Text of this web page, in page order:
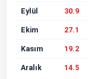
Eylül 30.9
Ekim 27.1
Kasım 19.2
Aralık 14.5